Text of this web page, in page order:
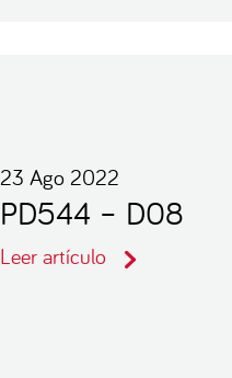
23 Ago 2022
PD544 – D08
Leer artículo